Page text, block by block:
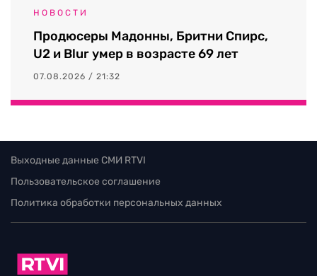
НОВОСТИ
Продюсеры Мадонны, Бритни Спирс,
U2 и Blur умер в возрасте 69 лет
07.08.2026 / 21:32
Выходные данные СМИ RTVI
Пользовательское соглашение
Политика обработки персональных данных